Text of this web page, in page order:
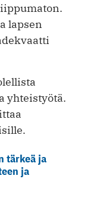
lapsen
yhteistyötä.
tärkeä ja
ja